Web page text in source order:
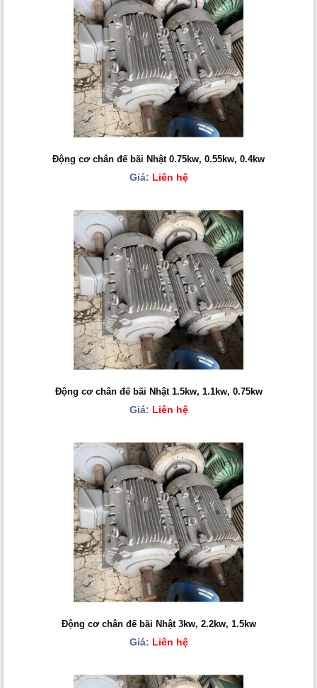
Động cơ chân đế bãi Nhật 0.75kw, 0.55kw, 0.4kw
Giá: Liên hệ
Động cơ chân đế bãi Nhật 1.5kw, 1.1kw, 0.75kw
Giá: Liên hệ
Động cơ chân đế bãi Nhật 3kw, 2.2kw, 1.5kw
Giá: Liên hệ